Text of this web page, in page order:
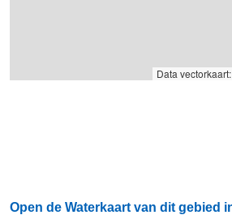
Data
Open de Waterkaart van dit gebied